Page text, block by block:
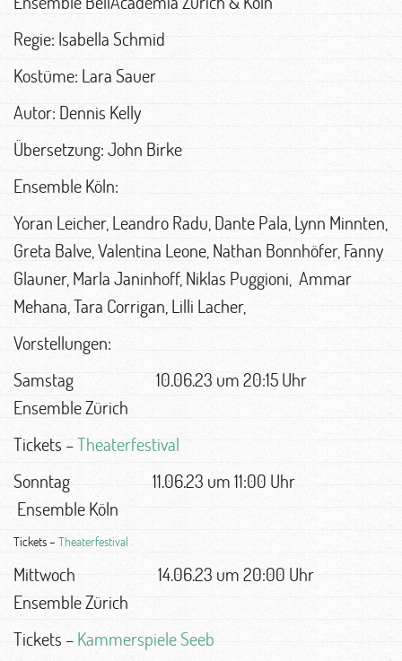
Regie: Isabella Schmid
Kostüme: Lara Sauer
Autor: Dennis Kelly
Übersetzung: John Birke
Ensemble Köln:
Yoran Leicher, Leandro Radu, Dante Pala, Lynn Minnten,
Greta Balve, Valentina Leone, Nathan Bonnhöfer, Fanny
Glauner, Marla Janinhoff, Niklas Puggioni, Ammar
Mehana, Tara Corrigan, Lilli Lacher,
Vorstellungen:
Samstag 10.06.23 um 20:15 Uhr
Ensemble Zürich
Tickets –Theaterfestival
Sonntag 11.06.23 um 11:00 Uhr
Ensemble Köln
Tickets – Theaterfestival
Mittwoch 14.06.23 um 20:00 Uhr
Ensemble Zürich
Tickets –Kammerspiele Seeb